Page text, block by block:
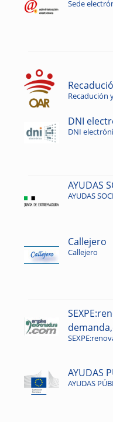
Sede
Recadución
DNI
DNI
AYUDAS
AYUDAS
Callejero
Callejero
AYUDAS
AYUDAS